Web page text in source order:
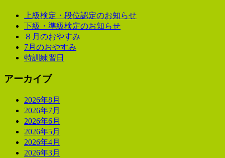
上級検定・段位認定のお知らせ
下級・準級検定のお知らせ
８月のおやすみ
7月のおやすみ
特訓練習日
アーカイブ
2026年8月
2026年7月
2026年6月
2026年5月
2026年4月
2026年3月